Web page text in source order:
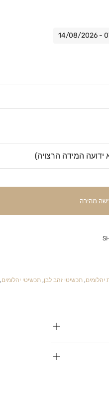
מהירה
יהלומים, תכשיטי זהב לבן, תכשיטי יהלומים,